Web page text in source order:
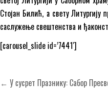
Стојан Билић, а свету Литургију
саслужење свештенства и
[carousel_slide id=’7441′]
Кретање
← У сусрет Празнику: Сабор